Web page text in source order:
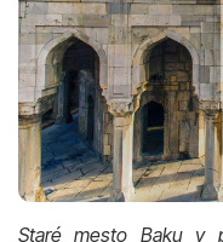
Staré mesto Baku v